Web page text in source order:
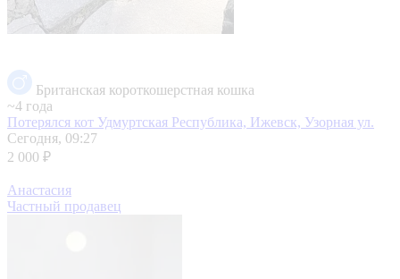
Британская короткошерстная кошка
~4 года
Потерялся кот Удмуртская Республика, Ижевск, Узорная ул.
Сегодня, 09:27
2 000 ₽
Анастасия
Частный продавец